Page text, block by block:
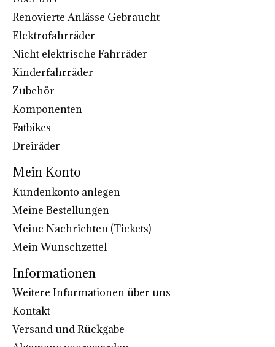
Renovierte Anlässe Gebraucht
Elektrofahrräder
Nicht elektrische Fahrräder
Kinderfahrräder
Zubehör
Komponenten
Fatbikes
Dreiräder
Mein Konto
Kundenkonto anlegen
Meine Bestellungen
Meine Nachrichten (Tickets)
Mein Wunschzettel
Informationen
Weitere Informationen über uns
Kontakt
Versand und Rückgabe